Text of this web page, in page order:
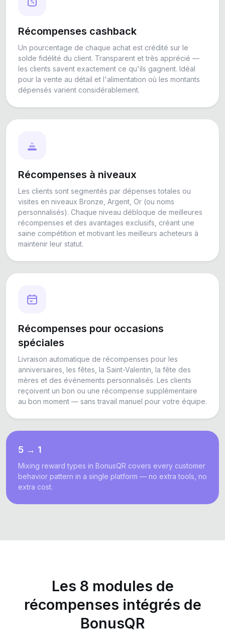
%
Récompenses cashback
Un pourcentage de chaque achat est crédité sur le
solde fidélité du client. Transparent et très apprécié —
les clients savent exactement ce qu'ils gagnent. Idéal
pour la vente au détail et l'alimentation où les montants
dépensés varient considérablement.
Récompenses à niveaux
Les clients sont segmentés par dépenses totales ou
visites en niveaux Bronze, Argent, Or (ou noms
personnalisés). Chaque niveau débloque de meilleures
récompenses et des avantages exclusifs, créant une
saine compétition et motivant les meilleurs acheteurs à
maintenir leur statut.
Récompenses pour occasions
spéciales
Livraison automatique de récompenses pour les
anniversaires, les fêtes, la Saint-Valentin, la fête des
mères et des événements personnalisés. Les clients
reçoivent un bon ou une récompense supplémentaire
au bon moment — sans travail manuel pour votre équipe.
5 → 1
Mixing reward types in BonusQR covers every customer
behavior pattern in a single platform — no extra tools, no
extra cost.
Les 8 modules de
récompenses intégrés de
BonusQR